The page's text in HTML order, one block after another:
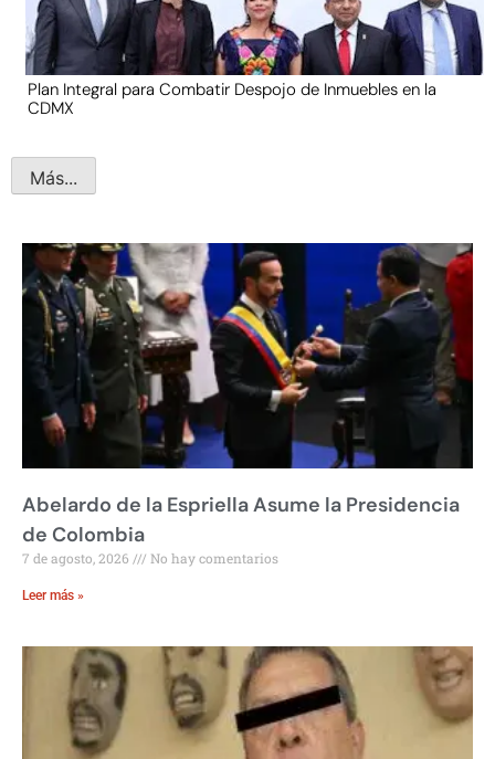
Plan Integral para Combatir Despojo de Inmuebles en la
CDMX
Más...
Abelardo de la Espriella Asume la Presidencia
de Colombia
7 de agosto, 2026 No hay comentarios
Leer más »